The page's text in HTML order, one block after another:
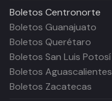
Boletos Centronorte
Boletos Guanajuato
Boletos Querétaro
Boletos San Luis Potosí
Boletos Aguascalientes
Boletos Zacatecas